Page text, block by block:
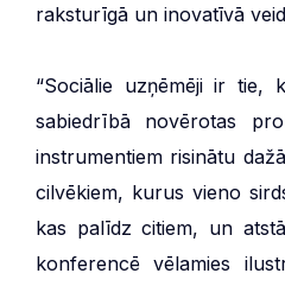
raksturīgā un inovatīvā
“Sociālie uzņēmēji ir tie,
sabiedrībā novērotas
instrumentiem risinātu
cilvēkiem, kurus vieno
kas palīdz citiem, un
konferencē vēlamies